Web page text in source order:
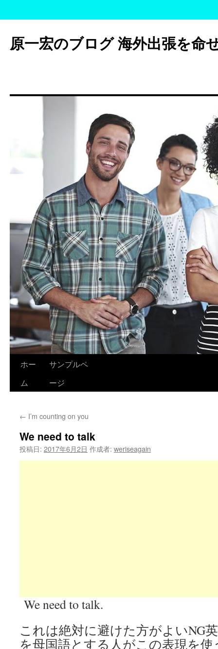
テ
ン
ッ
原一宏のブログ 海外出張を命
ホー
ム
サンプルペ
ージ
← I’m counting on you
We need to talk
投稿日: 2017年6月2日 作成者: weriseagain
We need to talk.
これは絶対に避けた方がよいNG
を母国語とする人がこの表現を